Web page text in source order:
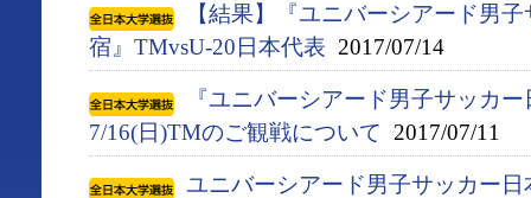
【結果】『ユニバーシアード男
宿』TMvsU-20日本代表 2017/07/14
『ユニバーシアード男子サッカ
7/16(日)TMのご観戦について 2017/07/11
ユニバーシアード男子サッカー